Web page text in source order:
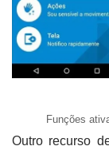
Funções
Outro recurso